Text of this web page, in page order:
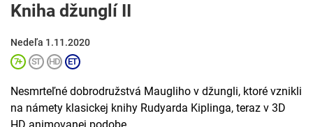
Kniha džunglí II
Nedeľa 1.11.2020
Nesmrteľné dobrodružstvá Maugliho v džungli, ktoré vznikli
na námety klasickej knihy Rudyarda Kiplinga, teraz v 3D